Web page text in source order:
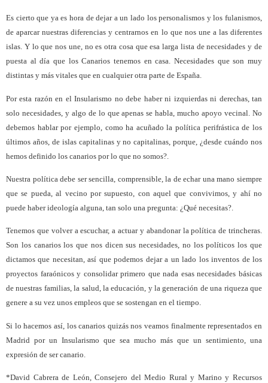
Es cierto que ya es hora de dejar a un lado los personalismos y los fulanismos,
de aparcar nuestras diferencias y centrarnos en lo que nos une a las diferentes
islas. Y lo que nos une, no es otra cosa que esa larga lista de necesidades y de
puesta al día que los Canarios tenemos en casa. Necesidades que son muy
distintas y más vitales que en cualquier otra parte de España.
Por esta razón en el Insularismo no debe haber ni izquierdas ni derechas, tan
solo necesidades, y algo de lo que apenas se habla, mucho apoyo vecinal. No
debemos hablar por ejemplo, como ha acuñado la política perifrástica de los
últimos años, de islas capitalinas y no capitalinas, porque, ¿desde cuándo nos
hemos definido los canarios por lo que no somos?.
Nuestra política debe ser sencilla, comprensible, la de echar una mano siempre
que se pueda, al vecino por supuesto, con aquel que convivimos, y ahí no
puede haber ideología alguna, tan solo una pregunta: ¿Qué necesitas?.
Tenemos que volver a escuchar, a actuar y abandonar la política de trincheras.
Son los canarios los que nos dicen sus necesidades, no los políticos los que
dictamos que necesitan, así que podemos dejar a un lado los inventos de los
proyectos faraónicos y consolidar primero que nada esas necesidades básicas
de nuestras familias, la salud, la educación, y la generación de una riqueza que
genere a su vez unos empleos que se sostengan en el tiempo.
Si lo hacemos así, los canarios quizás nos veamos finalmente representados en
Madrid por un Insularismo que sea mucho más que un sentimiento, una
expresión de ser canario.
*David Cabrera de León, Consejero del Medio Rural y Marino y Recursos